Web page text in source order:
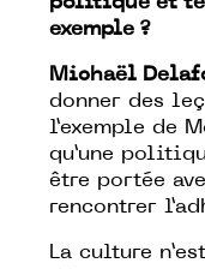
exemple ?
Michaël
donner des
l’exemple de
qu’une
être portée
rencontrer
La culture